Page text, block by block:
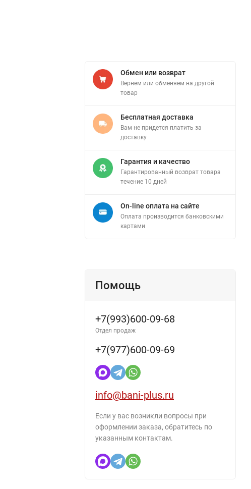
Обмен или возврат
Вернем или обменяем на другой
товар
Бесплатная доставка
Вам не придется платить за
доставку
Гарантия и качество
Гарантированный возврат товара
течение 10 дней
On-line оплата на сайте
Оплата производится банковскими
картами
Помощь
+7(993)600-09-68
Отдел продаж
+7(977)600-09-69
info@bani-plus.ru
Если у вас возникли вопросы при
оформлении заказа, обратитесь по
указанным контактам.